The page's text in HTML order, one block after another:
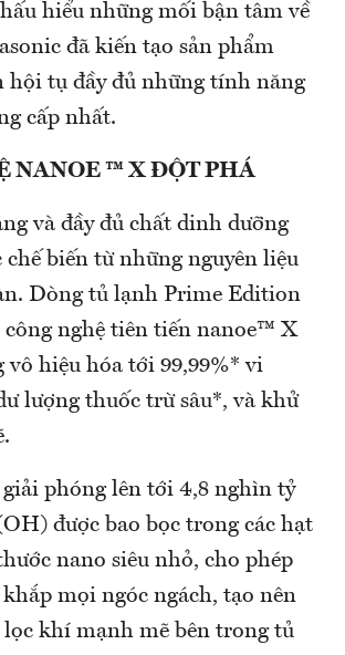
hiểu những mối bận tâm về
đã kiến tạo sản phẩm
hội tụ đầy đủ những tính năng
cấp nhất.
NANOE ™ X ĐỘT PHÁ
và đầy đủ chất dinh dưỡng
chế biến từ những nguyên liệu
Dòng tủ lạnh Prime Edition
nghệ tiên tiến nanoe™ X
vô hiệu hóa tới 99,99%* vi
lượng thuốc trừ sâu*, và khử
phóng lên tới 4,8 nghìn tỷ
được bao bọc trong các hạt
nano siêu nhỏ, cho phép
mọi ngóc ngách, tạo nên
khí mạnh mẽ bên trong tủ